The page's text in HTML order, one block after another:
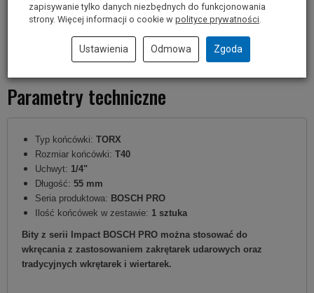
Bity posiadają trzpień sześciokątny 1,4"dzięki czemu idealnie
sprawdzają się w użyciu z wkrętarkami, wkrętarkami udarowymi
oraz śrubokrętami.
Parametry techniczne
Typ końcówki: TORX
Rozmiar końcówki: T40
Uchwyt: 1/4"
Długość: 55 mm
Seria produktowa: BOSCH PRO
Ilość końcówek w zestawie: 1 sztuka
Bity z serii Impact BOSCH PRO można stosować do
wkręcania z zastosowaniem zakrętarek udarowych oraz
tradycyjnych wkrętarek i wiertarek.
zapisywanie tylko danych niezbędnych do funkcjonowania
strony. Więcej informacji o cookie w polityce prywatności
Ustawienia Odmowa Zgoda